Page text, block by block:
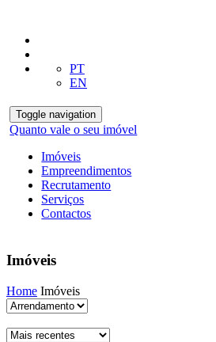
PT
EN
Toggle navigation
Quanto vale o seu imóvel
Imóveis
Empreendimentos
Recrutamento
Serviços
Contactos
Imóveis
Home Imóveis